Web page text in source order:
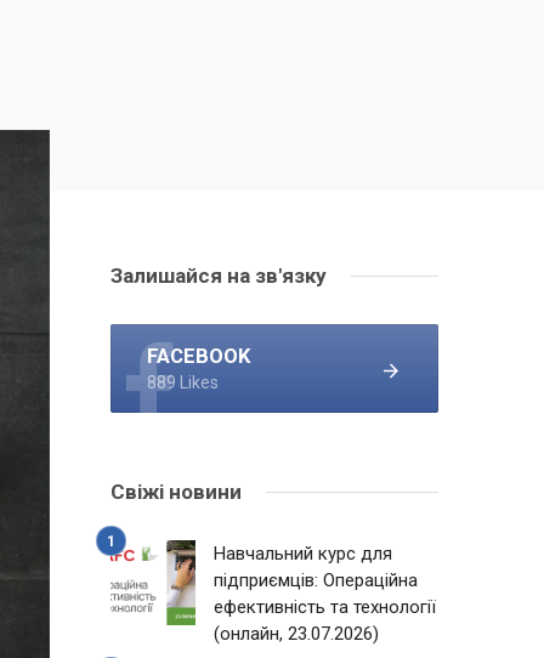
Залишайся на зв'язку
FACEBOOK
889 Likes
Свіжі новини
Навчальний курс для
підприємців: Операційна
ефективність та технології
(онлайн, 23.07.2026)